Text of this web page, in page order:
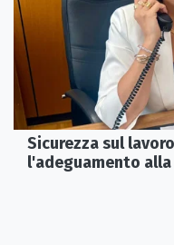
Sicurezza sul
l'adeguamento